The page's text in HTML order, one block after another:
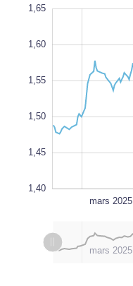
1,65
1,60
1,55
1,50
1,45
1,40
janv. 2025mars 2025
sept. 2025
l
janv. 2025mars 2025
sept. 2025